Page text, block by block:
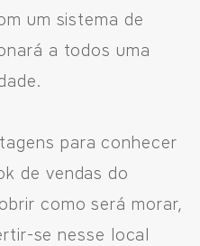
um sistema de
a todos uma
para conhecer
de vendas do
como será morar,
se nesse local